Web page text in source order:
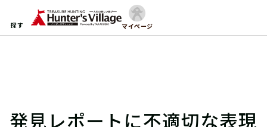
探す マイページ
発見レポートに不適切な表現